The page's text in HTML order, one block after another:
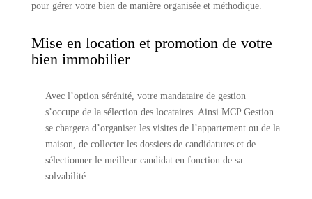
pour gérer votre bien de manière organisée et méthodique.
Mise en location et promotion de votre
bien immobilier
Avec l’option sérénité, votre mandataire de gestion
s’occupe de la sélection des locataires. Ainsi MCP Gestion
se chargera d’organiser les visites de l’appartement ou de la
maison, de collecter les dossiers de candidatures et de
sélectionner le meilleur candidat en fonction de sa
solvabilité